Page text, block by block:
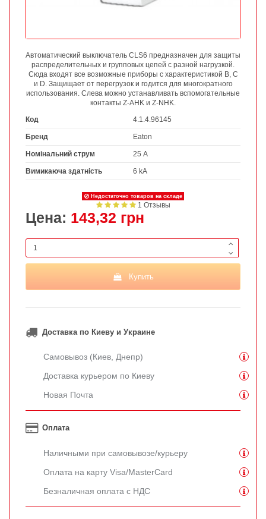
Автоматический выключатель CLS6 предназначен для защиты
распределительных и групповых цепей с разной нагрузкой.
Сюда входят все возможные приборы с характеристикой B, C
и D. Защищает от перегрузок и годится для многократного
использования. Слева можно устанавливать вспомогательные
контакты Z-AHK и Z-NHK.
Код
4.1.4.96145
Бренд Eaton
Номінальний струм 25 А
Вимикаюча здатність 6 kA
Недостаточно товаров на складе
1 Отзывы
Цена: 143,32 грн
Купить
Доставка по Киеву и Украине
Самовывоз (Киев, Днепр)
Доставка курьером по Киеву
Новая Почта
Оплата
Наличными при самовывозе/курьеру
Оплата на карту Visa/MasterCard
Безналичная оплата с НДС